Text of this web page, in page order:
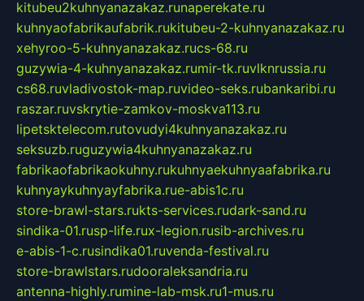
kitubeu2kuhnyanazakaz.runaperekate.ru
kuhnyaofabrikaufabrik.rukitubeu-2-kuhnyanazakaz.ru
xehyroo-5-kuhnyanazakaz.rucs-68.ru
guzywia-4-kuhnyanazakaz.rumir-tk.ruvlknrussia.ru
cs68.ruvladivostok-map.ruvideo-seks.rubankaribi.ru
raszar.ruvskrytie-zamkov-moskva113.ru
lipetsktelecom.rutovudyi4kuhnyanazakaz.ru
seksuzb.ruguzywia4kuhnyanazakaz.ru
fabrikaofabrikaokuhny.rukuhnyaekuhnyaafabrika.ru
kuhnyaykuhnyayfabrika.rue-abis1c.ru
store-brawl-stars.rukts-services.rudark-sand.ru
sindika-01.rusp-life.rux-legion.rusib-archives.ru
e-abis-1-c.rusindika01.ruvenda-festival.ru
store-brawlstars.rudooraleksandria.ru
antenna-highly.rumine-lab-msk.ru1-mus.ru